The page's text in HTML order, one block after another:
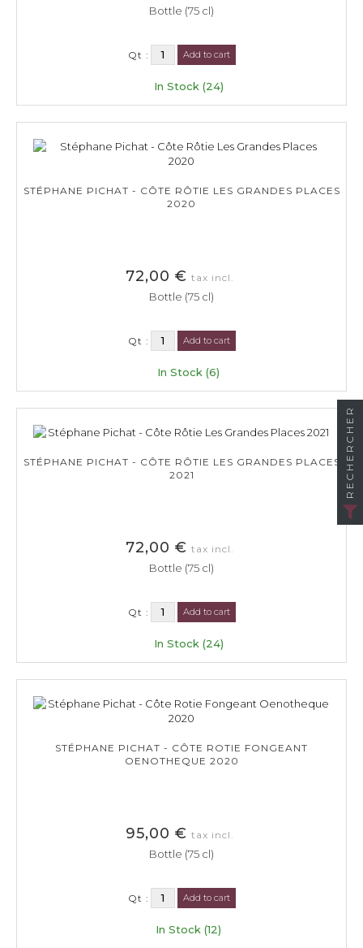
Bottle (75 cl)
Qt : Add to cart
In Stock (24)
STÉPHANE PICHAT - CÔTE RÔTIE LES GRANDES PLACES
2020
72,00 € tax incl.
Bottle (75 cl)
Qt : Add to cart
In Stock (6)
STÉPHANE PICHAT - CÔTE RÔTIE LES GRANDES PLACES
2021
72,00 € tax incl.
Bottle (75 cl)
Qt : Add to cart
In Stock (24)
STÉPHANE PICHAT - CÔTE ROTIE FONGEANT
OENOTHEQUE 2020
95,00 € tax incl.
Bottle (75 cl)
Qt : Add to cart
In Stock (12)
RECHERCHER